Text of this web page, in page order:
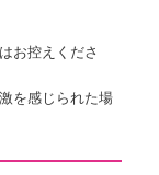
お控えくださ
を感じられた場